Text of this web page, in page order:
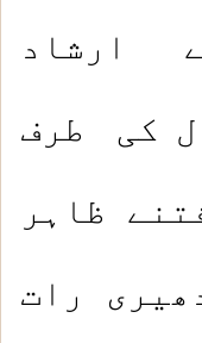
ارشاد
کی طرف
ظاہر
رات